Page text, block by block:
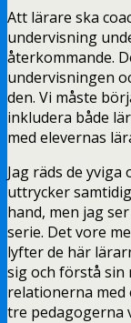
Att lärare ska
undervisning
återkommande.
undervisningen
den. Vi måste
inkludera både
med elevernas
Jag räds de
uttrycker
hand, men jag
serie. Det vore
lyfter de här
sig och förstå sin
relationerna
tre pedagogerna